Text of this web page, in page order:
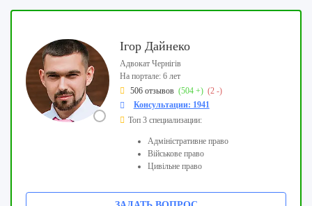
Ігор Дайнеко
Адвокат Чернігів
На портале: 6 лет
506 отзывов (504 +) (2 -)
Консультации: 1941
Топ 3 специализации:
Адміністративне право
Військове право
Цивільне право